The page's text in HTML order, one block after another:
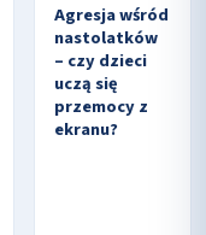
Agresja wśród
nastolatków
– czy dzieci
uczą się
przemocy z
ekranu?